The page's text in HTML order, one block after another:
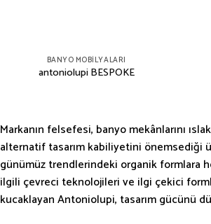
BANYO MOBILYALARI
antoniolupi BESPOKE
Markanın felsefesi, banyo mekânlarını
alternatif tasarım kabiliyetini önemsediği
günümüz trendlerindeki organik formlara
ilgili çevreci teknolojileri ve ilgi çekici
kucaklayan Antoniolupi, tasarım gücünü